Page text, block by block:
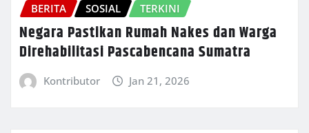
BERITA SOSIAL TERKINI
Negara Pastikan Rumah Nakes dan Warga
Direhabilitasi Pascabencana Sumatra
Kontributor Jan 21, 2026